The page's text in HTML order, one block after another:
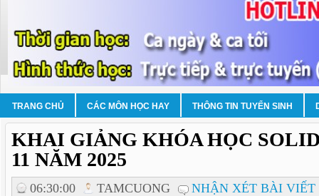
TRANG CHỦ CÁC MÔN HỌC HAY THÔNG TIN TUYỂN SINH
KHAI GIẢNG KHÓA HỌC
11 NĂM 2025
06:30:00 TAMCUONG NHẬN XÉT BÀI VIẾT